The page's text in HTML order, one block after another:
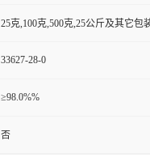
25克,100克,500克,25公斤及其它包
33627-28-0
≥98.0%%
否